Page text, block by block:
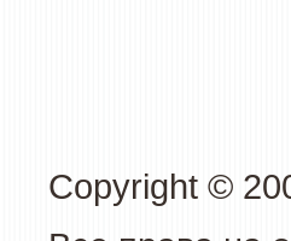
Copyright ©